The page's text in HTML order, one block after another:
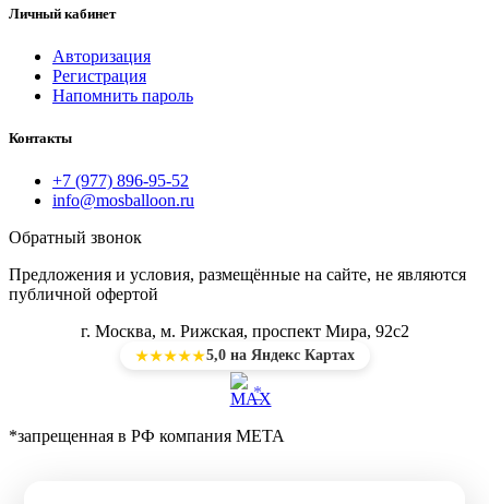
Личный кабинет
Авторизация
Регистрация
Напомнить пароль
Контакты
+7 (977) 896-95-52
info@mosballoon.ru
Обратный звонок
Предложения и условия, размещённые на сайте, не являются
публичной офертой
г. Москва, м. Рижская, проспект Мира, 92с2
★★★★★5,0 на Яндекс Картах
*
*запрещенная в РФ компания МЕТА